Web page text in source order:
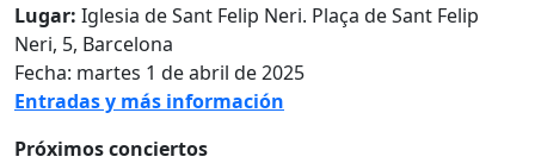
Lugar: Iglesia de Sant Felip Neri. Plaça de Sant Felip
Neri, 5, Barcelona
Fecha: martes 1 de abril de 2025
Entradas y más información
Próximos conciertos